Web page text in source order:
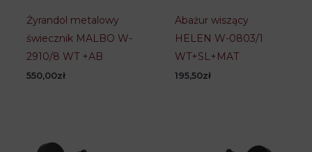
Żyrandol metalowy
świecznik MALBO W-
2910/8 WT +AB
550,00zł
Abażur wiszący
HELEN W-0803/1
WT+SL+MAT
195,50zł